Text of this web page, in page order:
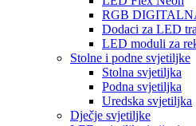
RGB
Dodaci za LED
LED moduli za
Stolne i podne svjetiljke
Stolna svjetiljka
Podna svjetiljka
Uredska svjetiljka
Dječje svjetiljke